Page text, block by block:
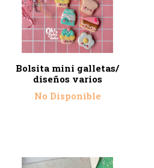
Bolsita mini galletas/
diseños varios
No Disponible